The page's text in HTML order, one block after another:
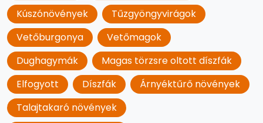
Kúszónövények
Tűzgyöngyvirágok
Vetőburgonya
Vetőmagok
Dughagymák
Magas törzsre oltott díszfák
Elfogyott
Díszfák
Árnyéktűrő növények
Talajtakaró növények